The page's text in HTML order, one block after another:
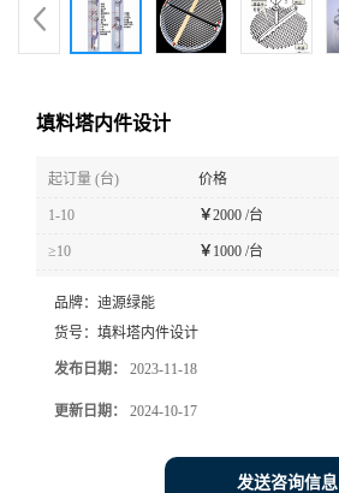
填料塔内件设计
起订量 (台) 价格
1-10 ￥2000 /台
≥10 ￥ 1000 /台
品牌： 迪源绿能
货号： 填料塔内件设计
发布日期： 2023-11-18
更新日期： 2024-10-17
发送咨询信息